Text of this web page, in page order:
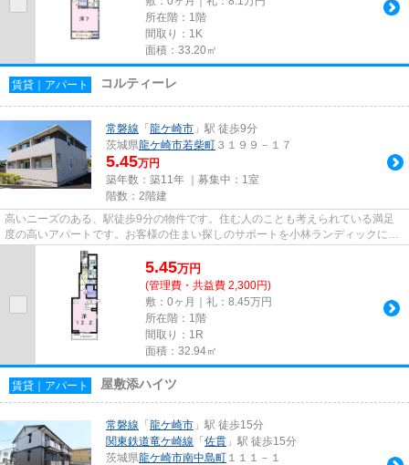
所在階：1階
間取り：1K
面積：33.20㎡
賃貸｜アパート コルティーレ
常磐線 「 龍ケ崎市 」駅 徒歩9分
茨城県龍ケ崎市若柴町 ３１９９－１７
5.45万円
築年数：築11年 ｜募集中： 1室
階数：2階建
高いニーズのある、駅徒歩9分の物件です。住む人のことも考えられている満足
度の高いアパートです。お客様の住まい探しのサポートを小林ランディックにお
任せください。数多くの物件を...
5.45万円
(管理費・共益費 2,300円)
敷：0ヶ月｜礼：8.45万円
所在階：1階
間取り：1R
面積：32.94㎡
賃貸｜アパート 屋敷添ハイツ
常磐線 「 龍ケ崎市 」駅 徒歩15分
関東鉄道竜ケ崎線 「 佐貫 」駅 徒歩15分
茨城県龍ケ崎市南中島町 １１１－１